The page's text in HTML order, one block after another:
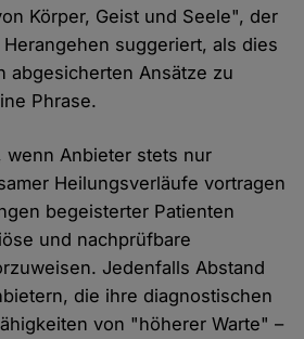
Körper, Geist und Seele", der
suggeriert, als dies
abgesicherten Ansätze zu
Phrase.
wenn Anbieter stets nur
Heilungsverläufe vortragen
begeisterter Patienten
und nachprüfbare
Jedenfalls Abstand
die ihre diagnostischen
von "höherer Warte" –